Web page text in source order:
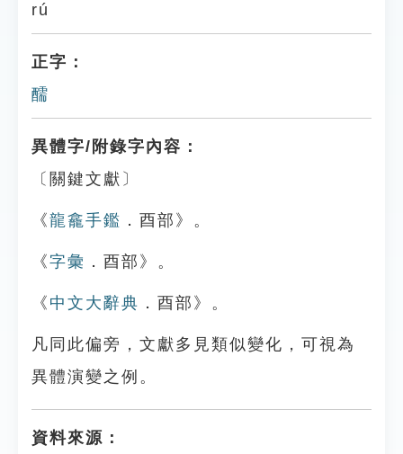
rú
正字：
醹
異體字/附錄字內容：
〔關鍵文獻〕
《龍龕手鑑 ．酉部》。
《字彙 ．酉部》。
《 中文大辭典 ．酉部》。
凡同此偏旁，文獻多見類似變化，可視為
異體演變之例。
資料來源：